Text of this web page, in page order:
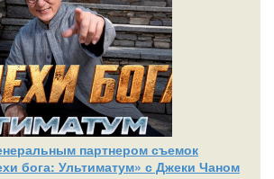
партнером съемок
бога: Ультиматум» с Джеки Чаном